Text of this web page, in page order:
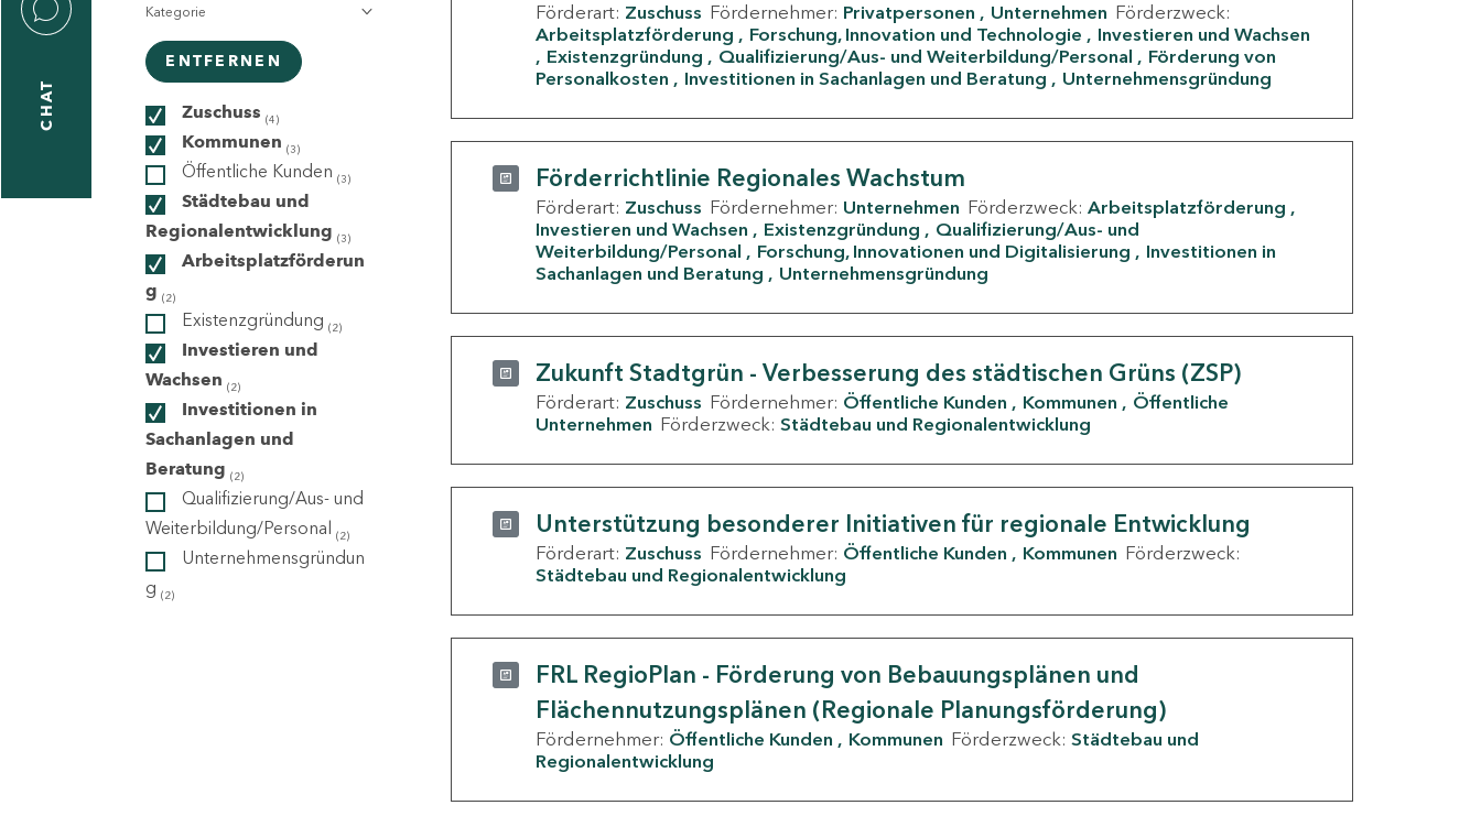
CHAT
Kategorie
ENTFERNEN
Zuschuss (4)
Kommunen (3)
Öffentliche Kunden (3)
Städtebau und
Regionalentwicklung (3)
Arbeitsplatzförderun
g (2)
Existenzgründung (2)
Investieren und
Wachsen (2)
Investitionen in
Sachanlagen und
Beratung (2)
Qualifizierung/Aus- und
Weiterbildung/Personal (2)
Unternehmensgründun
g (2)
Förderart: Zuschuss Fördernehmer: Privatpersonen Unternehmen Förderzweck:
Arbeitsplatzförderung
Forschung, Innovation und Technologie
Investieren und Wachsen
Existenzgründung
Qualifizierung/Aus- und Weiterbildung/Personal
Förderung von
Personalkosten
Investitionen in Sachanlagen und Beratung Unternehmensgründung
Förderrichtlinie Regionales Wachstum
Förderart: Zuschuss Fördernehmer: Unternehmen Förderzweck: Arbeitsplatzförderung
Investieren und Wachsen
Existenzgründung
Qualifizierung/Aus- und
Weiterbildung/Personal
Forschung, Innovationen und Digitalisierung
Investitionen in
Sachanlagen und Beratung
Unternehmensgründung
Zukunft Stadtgrün - Verbesserung des städtischen Grüns (ZSP)
Förderart: Zuschuss Fördernehmer: Öffentliche Kunden Kommunen
Öffentliche
Unternehmen Förderzweck: Städtebau und Regionalentwicklung
Unterstützung besonderer Initiativen für regionale Entwicklung
Förderart: Zuschuss Fördernehmer: Öffentliche Kunden Kommunen Förderzweck:
Städtebau und Regionalentwicklung
FRL RegioPlan - Förderung von Bebauungsplänen und
Flächennutzungsplänen (Regionale Planungsförderung)
Fördernehmer: Öffentliche Kunden Kommunen Förderzweck: Städtebau und
Regionalentwicklung